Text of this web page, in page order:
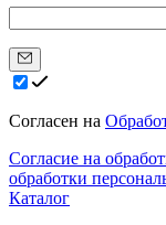
Согласен на
Согласие на
обработки
Каталог